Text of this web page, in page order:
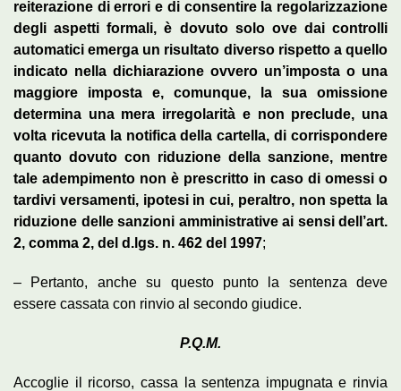
reiterazione di errori e di consentire la regolarizzazione
degli aspetti formali, è dovuto solo ove dai controlli
automatici emerga un risultato diverso rispetto a quello
indicato nella dichiarazione ovvero un’imposta o una
maggiore imposta e, comunque, la sua omissione
determina una mera irregolarità e non preclude, una
volta ricevuta la notifica della cartella, di corrispondere
quanto dovuto con riduzione della sanzione, mentre
tale adempimento non è prescritto in caso di omessi o
tardivi versamenti, ipotesi in cui, peraltro, non spetta la
riduzione delle sanzioni amministrative ai sensi dell’art.
2, comma 2, del d.lgs. n. 462 del 1997;
– Pertanto, anche su questo punto la sentenza deve
essere cassata con rinvio al secondo giudice.
P.Q.M.
Accoglie il ricorso, cassa la sentenza impugnata e rinvia